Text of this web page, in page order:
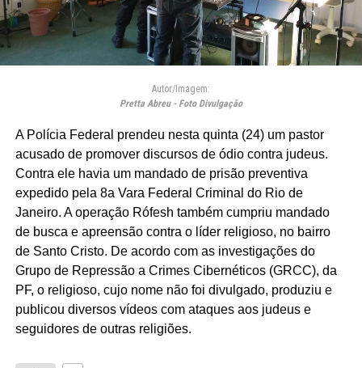
Autor/Imagem:
Pretta Abreu - Foto Divulgação
A Polícia Federal prendeu nesta quinta (24) um pastor
acusado de promover discursos de ódio contra judeus.
Contra ele havia um mandado de prisão preventiva
expedido pela 8a Vara Federal Criminal do Rio de
Janeiro. A operação Rófesh também cumpriu mandado
de busca e apreensão contra o líder religioso, no bairro
de Santo Cristo. De acordo com as investigações do
Grupo de Repressão a Crimes Cibernéticos (GRCC), da
PF, o religioso, cujo nome não foi divulgado, produziu e
publicou diversos vídeos com ataques aos judeus e
seguidores de outras religiões.